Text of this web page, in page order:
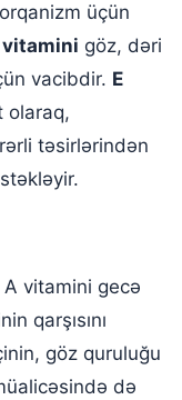
üçün
vitamini göz, dəri
vacibdir. E
olaraq,
təsirlərindən
A vitamini gecə
qarşısını
göz quruluğu
də